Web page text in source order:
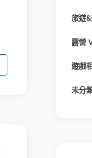
旅遊
露營
遊戲
未分